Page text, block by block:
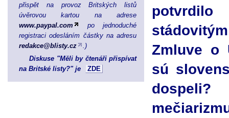
přispět na provoz Britských listů
úvěrovou kartou na adrese
www.paypal.com
po jednoduché
registraci odesláním částky na adresu
redakce@blisty.cz
.)
Diskuse "Měli by čtenáři přispívat
na Britské listy?" je
ZDE
Zmluve o
sú